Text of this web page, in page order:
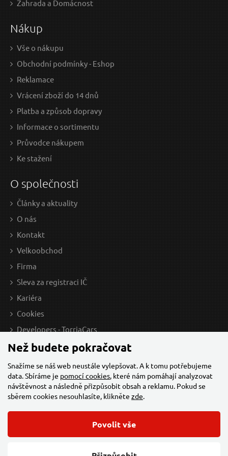
412.4 Kč bez DPH
na centrále
215 Kč / Ks
177.69 Kč bez DPH
Zahrada a Domácnost
Nákup
Vše o nákupu
Obchodní podmínky - Eshop
Reklamace
Vrácení zboží do 14 dnů
Platba a způsob dopravy
Informace o sortimentu
Průvodce nákupem
Ke stažení
O společnosti
Články a aktuality
O nás
Kontakt
Velkoobchod
Firma
Sleva za registraci IČ
Kariéra
Cookies
Developers - TorriaCars
Než budete pokračovat
Snažíme se náš web neustále vylepšovat. A k tomu potřebujeme
data. Sbíráme je pomocí cookies, které nám pomáhají analyzovat
návštěvnost a následně přizpůsobit obsah a reklamu. Pokud se
sběrem cookies nesouhlasíte, klikněte zde.
Povolit vše